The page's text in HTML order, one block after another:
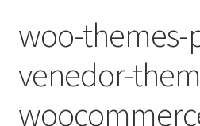
woo-themes-
venedor-